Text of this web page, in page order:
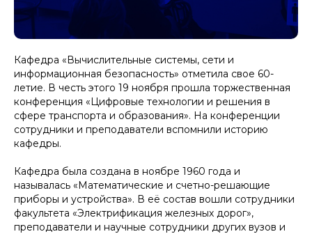
Кафедра «Вычислительные системы, сети и
информационная безопасность» отметила свое 60-
летие. В честь этого 19 ноября прошла торжественная
конференция «Цифровые технологии и решения в
сфере транспорта и образования». На конференции
сотрудники и преподаватели вспомнили историю
кафедры.
Кафедра была создана в ноябре 1960 года и
называлась «Математические и счетно-решающие
приборы и устройства». В её состав вошли сотрудники
факультета «Электрификация железных дорог»,
преподаватели и научные сотрудники других вузов и